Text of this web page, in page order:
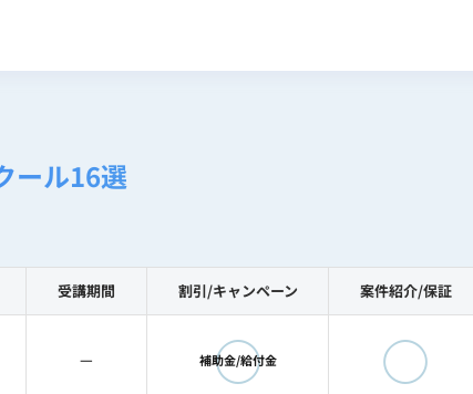
ール16選
受講期間 割引/キャンペーン 案件紹介/保証
— ◯
補助金/給付金 ◯